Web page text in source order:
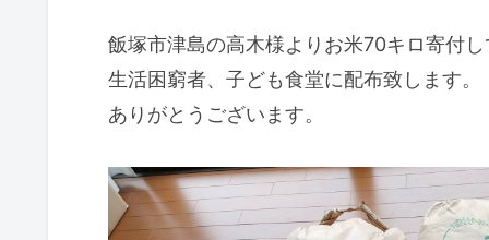
飯塚市津島の高木様よりお米70キロ寄付し
生活困窮者、子ども食堂に配布致します。
ありがとうございます。